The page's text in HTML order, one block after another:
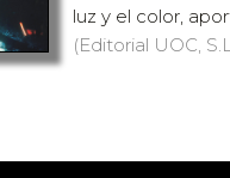
luz y el color,
(Editorial UOC,